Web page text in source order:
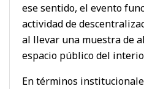
ese sentido, el evento
actividad de
al llevar una muestra de
espacio público del
En términos